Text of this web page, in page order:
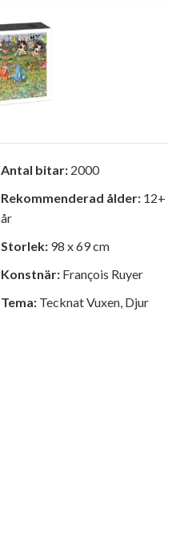
Antal bitar: 2000
Rekommenderad ålder: 12+
år
Storlek: 98 x 69 cm
Konstnär: François Ruyer
Tema: Tecknat Vuxen, Djur